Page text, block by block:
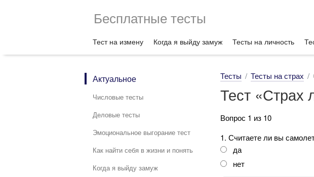
Бесплатные тесты
Тест на измену Когда я выйду замуж Тесты на личность
Актуальное
Числовые тесты
Деловые тесты
Эмоциональное выгорание тест
Как найти себя в жизни и понять
Когда я выйду замуж
Тесты Тесты на страх
Тест «Страх
Вопрос 1 из 10
1. Считаете ли вы
да
нет